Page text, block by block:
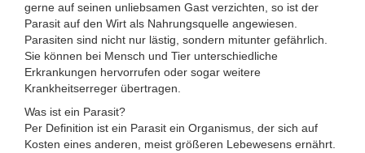
gerne auf seinen unliebsamen Gast verzichten, so ist der
Parasit auf den Wirt als Nahrungsquelle angewiesen.
Parasiten sind nicht nur lästig, sondern mitunter gefährlich.
Sie können bei Mensch und Tier unterschiedliche
Erkrankungen hervorrufen oder sogar weitere
Krankheitserreger übertragen.
Was ist ein Parasit?
Per Definition ist ein Parasit ein Organismus, der sich auf
Kosten eines anderen, meist größeren Lebewesens ernährt.